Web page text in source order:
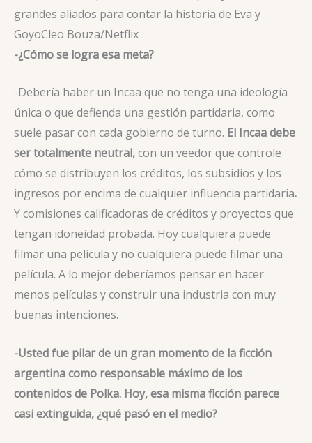
grandes aliados para contar la historia de Eva y
GoyoCleo Bouza/Netflix
-¿Cómo se logra esa meta?
-Debería haber un Incaa que no tenga una ideología
única o que defienda una gestión partidaria, como
suele pasar con cada gobierno de turno. El Incaa debe
ser totalmente neutral,con un veedor que controle
cómo se distribuyen los créditos, los subsidios y los
ingresos por encima de cualquier influencia partidaria.
Y comisiones calificadoras de créditos y proyectos que
tengan idoneidad probada. Hoy cualquiera puede
filmar una película y no cualquiera puede filmar una
película. A lo mejor deberíamos pensar en hacer
menos películas y construir una industria con muy
buenas intenciones.
-Usted fue pilar de un gran momento de la ficción
argentina como responsable máximo de los
contenidos de Polka. Hoy, esa misma ficción parece
casi extinguida, ¿qué pasó en el medio?